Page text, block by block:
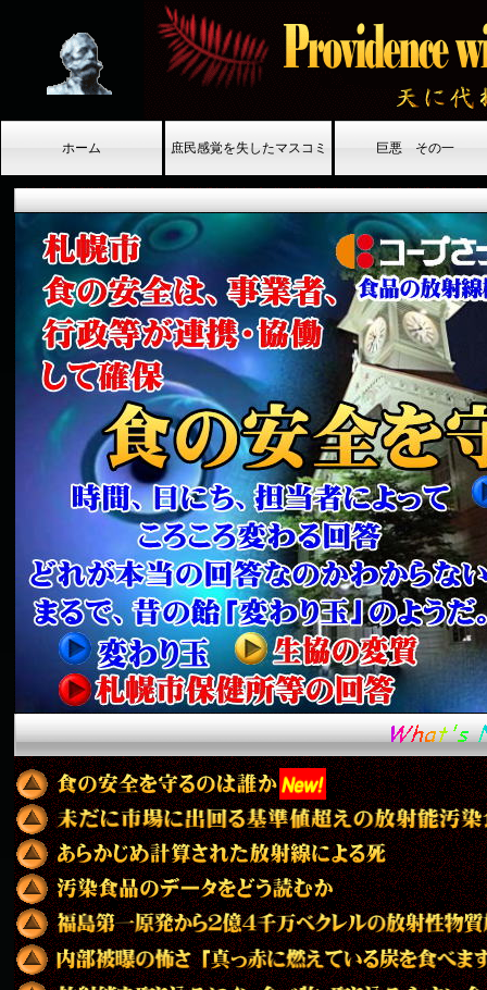
ホーム 庶民感覚を失したマスコミ 巨悪 その一